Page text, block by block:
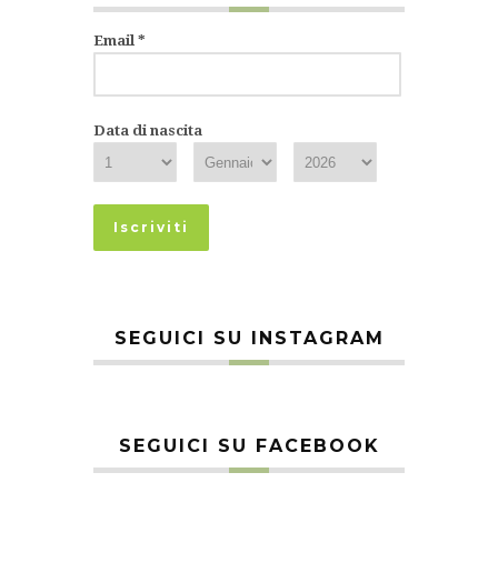
Email *
Data di nascita
SEGUICI SU INSTAGRAM
SEGUICI SU FACEBOOK